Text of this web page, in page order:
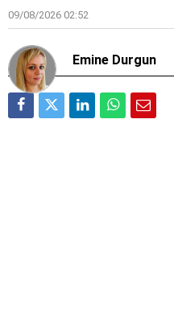
09/08/2026 02:52
Emine Durgun